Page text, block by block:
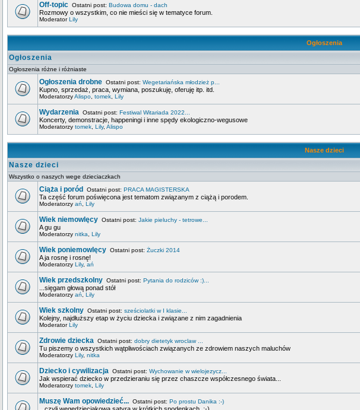
Off-topic Ostatni post: Budowa domu - dach
Rozmowy o wszystkim, co nie mieści się w tematyce forum.
ModeratorLily
Ogłoszenia
Ogłoszenia
Ogłoszenia różne i różniaste
Ogłoszenia drobne Ostatni post: Wegetariańska młodzież p...
Kupno, sprzedaż, praca, wymiana, poszukuję, oferuję itp. itd.
ModeratorzyAlispo tomek Lily
Wydarzenia Ostatni post: Festiwal Witariada 2022...
Koncerty, demonstracje, happeningi i inne spędy ekologiczno-wegusowe
Moderatorzy tomek Lily, Alispo
Nasze dzieci
Nasze dzieci
Wszystko o naszych wege dzieciaczkach
Ciąża i poród Ostatni post: PRACA MAGISTERSKA
Ta część forum poświęcona jest tematom związanym z ciążą i porodem.
Moderatorzy ań Lily
Wiek niemowlęcy Ostatni post: Jakie pieluchy - tetrowe...
A gu gu
Moderatorzy nitka Lily
Wiek poniemowlęcy Ostatni post: Żuczki 2014
A ja rosnę i rosnę!
Moderatorzy Lily, ań
Wiek przedszkolny Ostatni post: Pytania do rodziców :)...
...sięgam głową ponad stół
Moderatorzy ań Lily
Wiek szkolny Ostatni post: sześciolatki w I klasie...
Kolejny, najdłuższy etap w życiu dziecka i związane z nim zagadnienia
ModeratorLily
Zdrowie dziecka Ostatni post: dobry dietetyk wroclaw ...
Tu piszemy o wszystkich wątpliwościach związanych ze zdrowiem naszych maluchów
Moderatorzy Lily, nitka
Dziecko i cywilizacja Ostatni post: Wychowanie w wielojezycz...
Jak wspierać dziecko w przedzieraniu się przez chaszcze współczesnego świata...
Moderatorzy tomek Lily
Muszę Wam opowiedzieć... Ostatni post: Po prostu Danika :-)